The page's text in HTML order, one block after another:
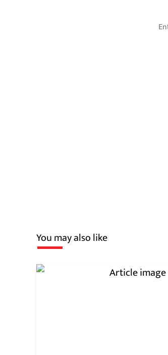
You may also like